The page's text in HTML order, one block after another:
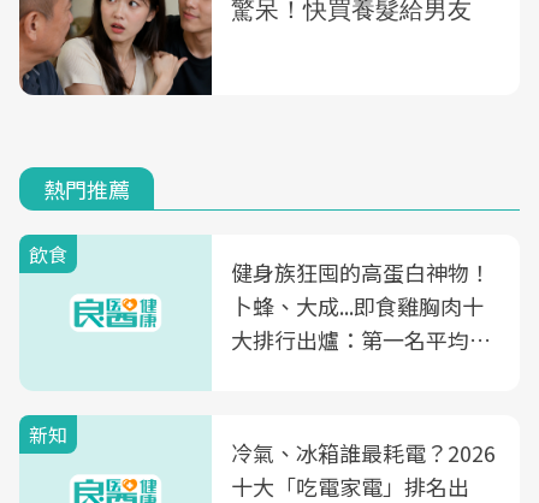
熱門推薦
飲食
健身族狂囤的高蛋白神物！
卜蜂、大成...即食雞胸肉十
大排行出爐：第一名平均一
新知
冷氣、冰箱誰最耗電？2026
十大「吃電家電」排名出